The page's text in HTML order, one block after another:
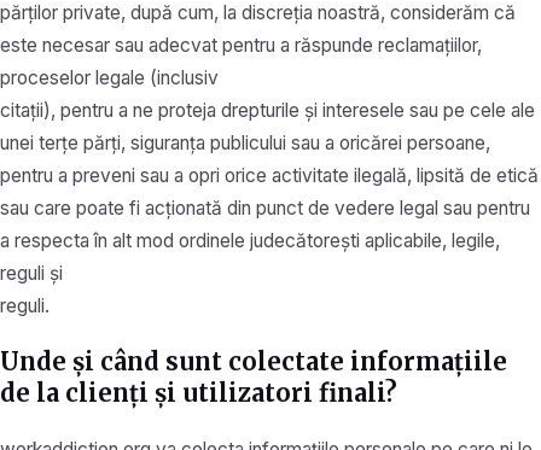
părților private, după cum, la discreția noastră, considerăm că
este necesar sau adecvat pentru a răspunde reclamațiilor,
proceselor legale (inclusiv
citații), pentru a ne proteja drepturile și interesele sau pe cele ale
unei terțe părți, siguranța publicului sau a oricărei persoane,
pentru a preveni sau a opri orice activitate ilegală, lipsită de etică
sau care poate fi acționată din punct de vedere legal sau pentru
a respecta în alt mod ordinele judecătorești aplicabile, legile,
reguli și
reguli.
Unde și când sunt colectate informațiile
de la clienți și utilizatori finali?